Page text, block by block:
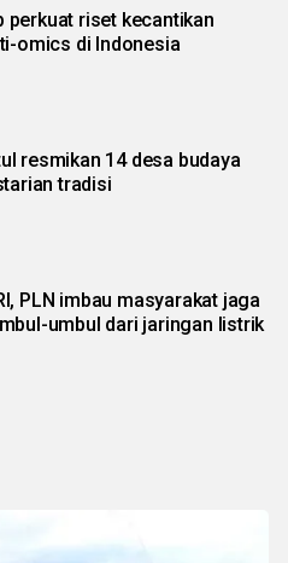
perkuat riset kecantikan
omics di Indonesia
resmikan 14 desa budaya
tradisi
PLN imbau masyarakat jaga
umbul dari jaringan listrik